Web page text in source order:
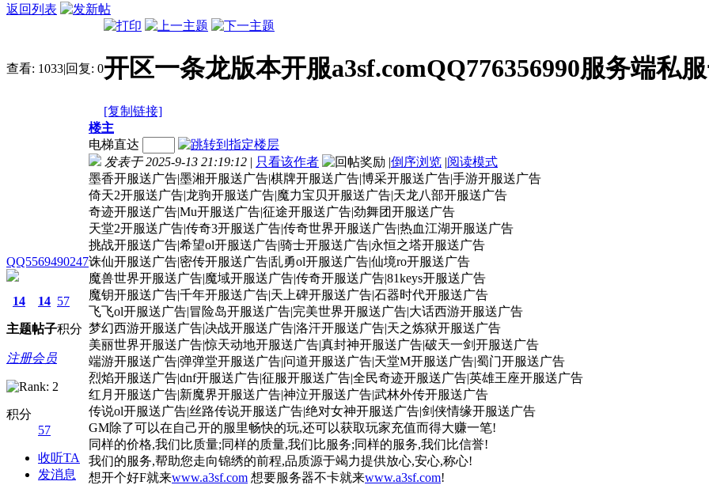
返回列表
查看: 1033|回复: 0开区一条龙版本开服a3sf.comQQ776356990服务端私
[复制链接]
QQ5569490247
14
主题
14
帖子
57
积分
注册会员
积分
57
收听TA
发消息
楼主
电梯直达
发表于 2025-9-13 21:19:12 | 只看该作者 |倒序浏览 |阅读模式
墨香开服送广告|墨湘开服送广告|棋牌开服送广告|博采开服送广告|手游开服送广告
倚天2开服送广告|龙驹开服送广告|魔力宝贝开服送广告|天龙八部开服送广告
奇迹开服送广告|Mu开服送广告|征途开服送广告|劲舞团开服送广告
天堂2开服送广告|传奇3开服送广告|传奇世界开服送广告|热血江湖开服送广告
挑战开服送广告|希望ol开服送广告|骑士开服送广告|永恒之塔开服送广告
诛仙开服送广告|密传开服送广告|乱勇ol开服送广告|仙境ro开服送广告
魔兽世界开服送广告|魔域开服送广告|传奇开服送广告|81keys开服送广告
魔钥开服送广告|千年开服送广告|天上碑开服送广告|石器时代开服送广告
飞飞ol开服送广告|冒险岛开服送广告|完美世界开服送广告|大话西游开服送广告
梦幻西游开服送广告|决战开服送广告|洛汗开服送广告|天之炼狱开服送广告
美丽世界开服送广告|惊天动地开服送广告|真封神开服送广告|破天一剑开服送广告
端游开服送广告|弹弹堂开服送广告|问道开服送广告|天堂M开服送广告|蜀门开服送广告
烈焰开服送广告|dnf开服送广告|征服开服送广告|全民奇迹开服送广告|英雄王座开服送广告
红月开服送广告|新魔界开服送广告|神泣开服送广告|武林外传开服送广告
传说ol开服送广告|丝路传说开服送广告|绝对女神开服送广告|剑侠情缘开服送广告
GM除了可以在自己开的服里畅快的玩,还可以获取玩家充值而得大赚一笔!
同样的价格,我们比质量;同样的质量,我们比服务;同样的服务,我们比信誉!
我们的服务,帮助您走向锦绣的前程,品质源于竭力提供放心,安心,称心!
想开个好F就来www.a3sf.com 想要服务器不卡就来www.a3sf.com!